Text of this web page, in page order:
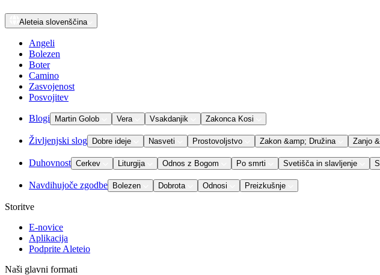
Aleteia slovenščina
Angeli
Bolezen
Boter
Camino
Zasvojenost
Posvojitev
Blogi Martin Golob Vera Vsakdanjik Zakonca Kosi
Življenjski slog Dobre ideje Nasveti Prostovoljstvo Zakon &amp; Družina Zanjo
Duhovnost Cerkev Liturgija Odnos z Bogom Po smrti Svetišča in slavljenje
Navdihujoče zgodbe Bolezen Dobrota Odnosi Preizkušnje
Storitve
E-novice
Aplikacija
Podprite Aleteio
Naši glavni formati